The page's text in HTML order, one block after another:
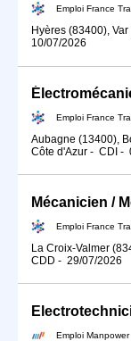
Emploi France
Hyères (83400),
10/07/2026
Emploi France
Aubagne (13400),
Côte d'Azur - CDI -
Emploi France
La Croix-Valmer
CDD - 29/07/2026
Emploi Manpower